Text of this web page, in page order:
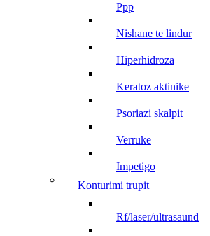
ppp
nishane te lindur
hiperhidroza
keratoz aktinike
psoriazi skalpit
verruke
impetigo
konturimi trupit
rf/laser/ultrasaund